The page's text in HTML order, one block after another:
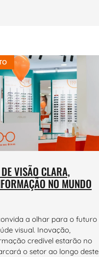
VISÃO CLARA,
NO MUNDO
a olhar para o futuro
visual. Inovação,
credível estarão no
o setor ao longo deste